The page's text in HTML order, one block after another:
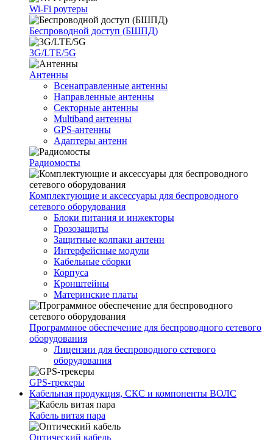
Wi-Fi роутеры
Беспроводной доступ (БШПД)
3G/LTE/5G
Антенны
Всенаправленные антенны
Направленные антенны
Секторные антенны
Multiband антенны
GPS-антенны
Адаптеры антенн
Радиомосты
Комплектующие и аксессуары для беспроводного
сетевого оборудования
Блоки питания и инжекторы
Грозозащиты
Защитные колпаки антенн
Интерфейсные модули
Кабельные сборки
Корпуса
Кронштейны
Материнские платы
Программное обеспечение для беспроводного сетевого
оборудования
Лицензии для беспроводного сетевого
оборудования
GPS-трекеры
Кабельная продукция, СКС и компоненты ВОЛС
Кабель витая пара
Оптический кабель